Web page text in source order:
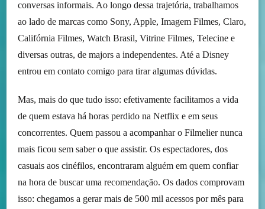
conversas informais. Ao longo dessa trajetória, trabalhamos
ao lado de marcas como Sony, Apple, Imagem Filmes, Claro,
Califórnia Filmes, Watch Brasil, Vitrine Filmes, Telecine e
diversas outras, de majors a independentes. Até a Disney
entrou em contato comigo para tirar algumas dúvidas.
Mas, mais do que tudo isso: efetivamente facilitamos a vida
de quem estava há horas perdido na Netflix e em seus
concorrentes. Quem passou a acompanhar o Filmelier nunca
mais ficou sem saber o que assistir. Os espectadores, dos
casuais aos cinéfilos, encontraram alguém em quem confiar
na hora de buscar uma recomendação. Os dados comprovam
isso: chegamos a gerar mais de 500 mil acessos por mês para